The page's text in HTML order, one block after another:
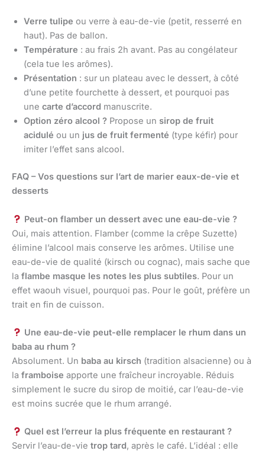
Verre tulipe ou verre à eau-de-vie (petit, resserré en
haut). Pas de ballon.
Température : au frais 2h avant. Pas au congélateur
(cela tue les arômes).
Présentation : sur un plateau avec le dessert, à côté
d’une petite fourchette à dessert, et pourquoi pas
une carte d’accord manuscrite.
Option zéro alcool ? Propose un sirop de fruit
acidulé ou un jus de fruit fermenté (type kéfir) pour
imiter l’effet sans alcool.
FAQ – Vos questions sur l’art de marier eaux-de-vie et
desserts
Peut-on flamber un dessert avec une eau-de-vie ?
Oui, mais attention. Flamber (comme la crêpe Suzette)
élimine l’alcool mais conserve les arômes. Utilise une
eau-de-vie de qualité (kirsch ou cognac), mais sache que
la flambe masque les notes les plus subtiles. Pour un
effet waouh visuel, pourquoi pas. Pour le goût, préfère un
trait en fin de cuisson.
Une eau-de-vie peut-elle remplacer le rhum dans un
baba au rhum ?
Absolument. Un baba au kirsch (tradition alsacienne) ou à
la framboise apporte une fraîcheur incroyable. Réduis
simplement le sucre du sirop de moitié, car l’eau-de-vie
est moins sucrée que le rhum arrangé.
Quel est l’erreur la plus fréquente en restaurant ?
Servir l’eau-de-vie trop tard, après le café. L’idéal : elle